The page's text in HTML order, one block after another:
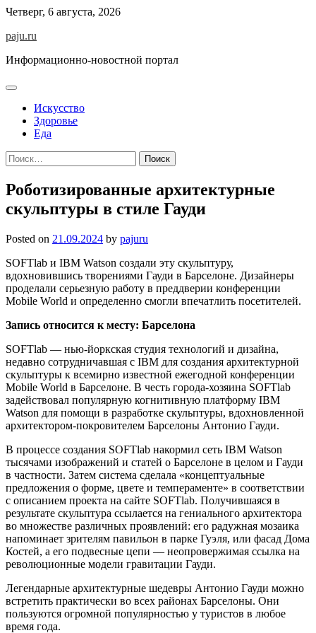
Skip
content
Четверг, 6 августа, 2026
paju.ru
Информационно-новостной портал
Искусство
Здоровье
Еда
Найти:
Роботизированные архитектурные
скульптуры в стиле Гауди
Posted on 21.09.2024 by pajuru
SOFTlab и IBM Watson создали эту скульптуру,
вдохновившись творениями Гауди в Барселоне. Дизайнеры
проделали серьезную работу в преддверии конференции
Mobile World и определенно смогли впечатлить посетителей.
Запись относится к месту: Барселона
SOFTlab — нью-йоркская студия технологий и дизайна,
недавно сотрудничавшая с IBM для создания архитектурной
скульптуры к всемирно известной ежегодной конференции
Mobile World в Барселоне. В честь города-хозяина SOFTlab
задействовал популярную когнитивную платформу IBM
Watson для помощи в разработке скульптуры, вдохновленной
архитектором-покровителем Барселоны Антонио Гауди.
В процессе создания SOFTlab накормил сеть IBM Watson
тысячами изображений и статей о Барселоне в целом и Гауди
в частности. Затем система сделала «концептуальные
предложения о форме, цвете и темпераменте» в соответствии
с описанием проекта на сайте SOFTlab. Получившаяся в
результате скульптура ссылается на гениального архитектора
во множестве различных проявлений: его радужная мозаика
напоминает зрителям павильон в парке Гуэля, или фасад Дома
Костей, а его подвесные цепи — неопровержимая ссылка на
революционные модели гравитации Гауди.
Легендарные архитектурные шедевры Антонио Гауди можно
встретить практически во всех районах Барселоны. Они
пользуются огромной популярностью у туристов в любое
время года.